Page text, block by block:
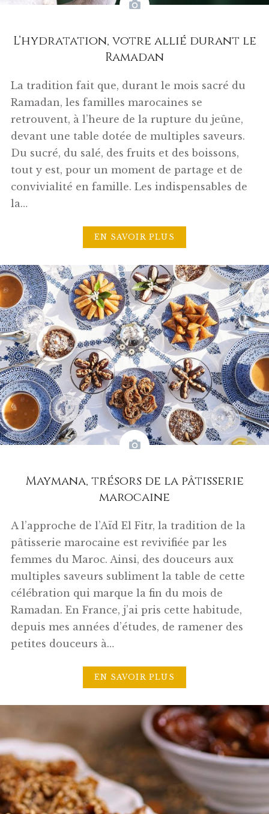
L’hydratation, votre allié durant le
Ramadan
La tradition fait que, durant le mois sacré du
Ramadan, les familles marocaines se
retrouvent, à l’heure de la rupture du jeûne,
devant une table dotée de multiples saveurs.
Du sucré, du salé, des fruits et des boissons,
tout y est, pour un moment de partage et de
convivialité en famille. Les indispensables de
la…
EN SAVOIR PLUS
Maymana, trésors de la pâtisserie
marocaine
A l’approche de l’Aïd El Fitr, la tradition de la
pâtisserie marocaine est revivifiée par les
femmes du Maroc. Ainsi, des douceurs aux
multiples saveurs subliment la table de cette
célébration qui marque la fin du mois de
Ramadan. En France, j’ai pris cette habitude,
depuis mes années d’études, de ramener des
petites douceurs à…
EN SAVOIR PLUS